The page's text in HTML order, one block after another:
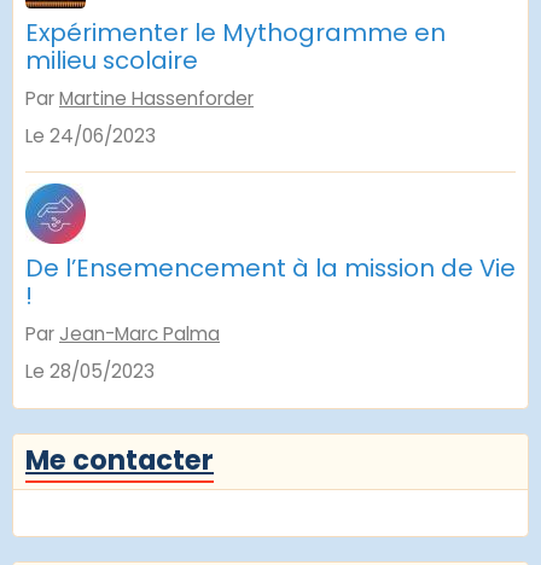
Expérimenter le Mythogramme en
milieu scolaire
ParMartine Hassenforder
Le 24/06/2023
De l’Ensemencement à la mission de Vie
!
ParJean-Marc Palma
Le 28/05/2023
Me contacter